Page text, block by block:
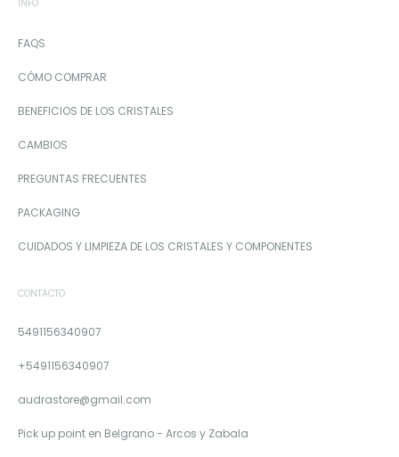
INFO
FAQS
CÓMO COMPRAR
BENEFICIOS DE LOS CRISTALES
CAMBIOS
PREGUNTAS FRECUENTES
PACKAGING
CUIDADOS Y LIMPIEZA DE LOS CRISTALES Y COMPONENTES
CONTACTO
5491156340907
+5491156340907
audrastore@gmail.com
Pick up point en Belgrano - Arcos y Zabala